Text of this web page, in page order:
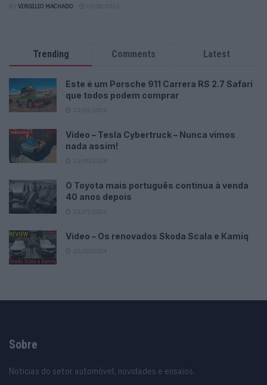
VIRGILIO MACHADO
Trending Comments Latest
Este é um Porsche 911 Carrera RS 2.7 Safari
que todos podem comprar
Vídeo – Tesla Cybertruck – Nunca vimos
nada assim!
O Toyota mais português continua à venda
40 anos depois
Vídeo – Os renovados Skoda Scala e Kamiq
Sobre
Noticias do setor automóvel, novidades e ensaios.